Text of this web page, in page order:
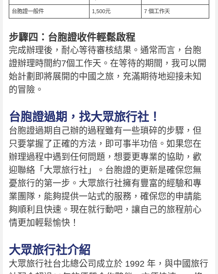
台胞證一般件 1,500元 7 個工作天
步驟四：台胞證收件輕鬆啟程
完成辦理後，耐心等待審核結果。通常而言，台胞
證辦理時間約7個工作天。在等待的期間，我可以開
始計劃即將展開的中國之旅，充滿期待地迎接未知
的冒險。
台胞證過期，找大眾旅行社！
台胞證過期自己辦的過程雖有一些瑣碎的步驟，但
只要掌握了正確的方法，即可事半功倍。如果您在
辦理過程中遇到任何問題，想要更專業的協助，歡
迎聯絡「大眾旅行社」。台胞證的更新是確保您無
憂旅行的第一步。大眾旅行社擁有豐富的經驗和專
業團隊，能夠提供一站式的服務，確保您的申請能
夠順利且快速。現在就行動吧，讓自己的旅程前心
情更加輕鬆愉快！
大眾旅行社介紹
大眾旅行社台北總公司成立於 1992 年，與中國旅行